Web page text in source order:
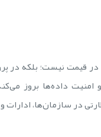
قیمت نیست؛ بلکه در
امنیت داده‌ها بروز
در سازمان‌ها،